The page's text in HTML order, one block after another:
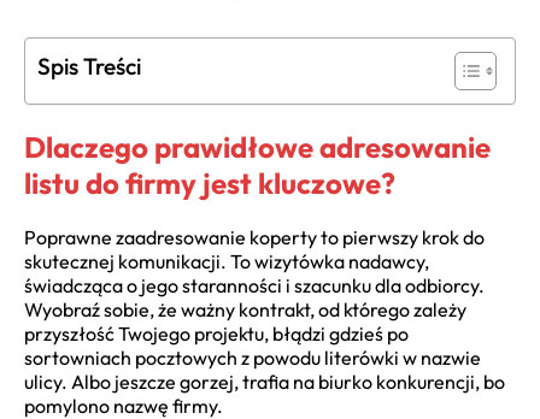
Spis Treści
Dlaczego prawidłowe adresowanie
listu do firmy jest kluczowe?
Poprawne zaadresowanie koperty to pierwszy krok do
skutecznej komunikacji. To wizytówka nadawcy,
świadcząca o jego staranności i szacunku dla odbiorcy.
Wyobraź sobie, że ważny kontrakt, od którego zależy
przyszłość Twojego projektu, błądzi gdzieś po
sortowniach pocztowych z powodu literówki w nazwie
ulicy. Albo jeszcze gorzej, trafia na biurko konkurencji, bo
pomylono nazwę firmy.